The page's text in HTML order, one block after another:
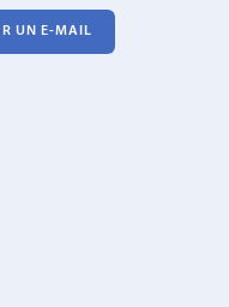
UN E-MAIL